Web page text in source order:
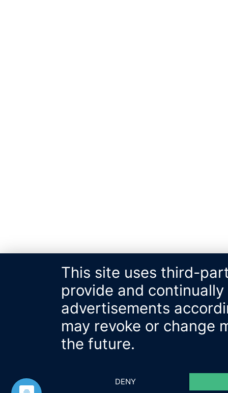
This site uses third-
provide and
advertisements
may revoke or change
the future.
DENY